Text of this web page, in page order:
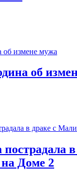
об
в
Доме 2